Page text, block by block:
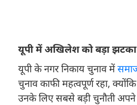
यूपी में अखिलेश को बड़ा झटका
यूपी के नगर निकाय चुनाव में
चुनाव काफी महत्वपूर्ण रहा,
उनके लिए सबसे बड़ी चुनौती